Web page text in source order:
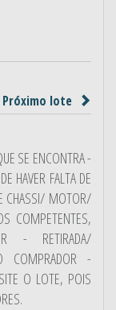
Próximo lote
SE ENCONTRA -
HAVER FALTA DE
CHASSI/ MOTOR/
COMPETENTES,
- RETIRADA/
COMPRADOR -
O LOTE, POIS